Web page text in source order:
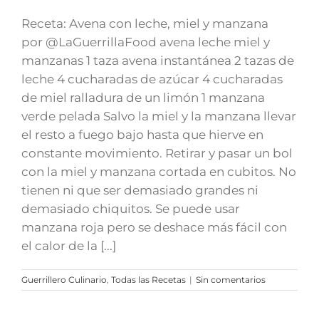
Receta: Avena con leche, miel y manzana
por @LaGuerrillaFood avena leche miel y
manzanas 1 taza avena instantánea 2 tazas de
leche 4 cucharadas de azúcar 4 cucharadas
de miel ralladura de un limón 1 manzana
verde pelada Salvo la miel y la manzana llevar
el resto a fuego bajo hasta que hierve en
constante movimiento. Retirar y pasar un bol
con la miel y manzana cortada en cubitos. No
tienen ni que ser demasiado grandes ni
demasiado chiquitos. Se puede usar
manzana roja pero se deshace más fácil con
el calor de la [...]
Guerrillero Culinario Todas las Recetas | Sin comentarios